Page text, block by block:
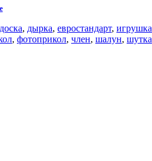
доска, дырка, евростандарт, игрушка
, фотоприкол, член, шалун, шутка